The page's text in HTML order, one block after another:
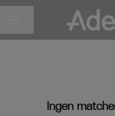
Ingen